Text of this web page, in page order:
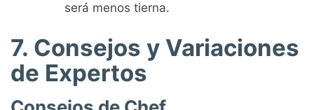
será menos tierna.
7. Consejos y Variaciones
de Expertos